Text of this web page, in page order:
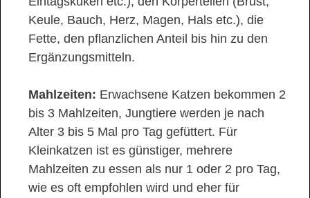
Keule, Bauch, Herz, Magen, Hals etc.), die
Fette, den pflanzlichen Anteil bis hin zu den
Ergänzungsmitteln.
Mahlzeiten: Erwachsene Katzen bekommen 2
bis 3 Mahlzeiten, Jungtiere werden je nach
Alter 3 bis 5 Mal pro Tag gefüttert. Für
Kleinkatzen ist es günstiger, mehrere
Mahlzeiten zu essen als nur 1 oder 2 pro Tag,
wie es oft empfohlen wird und eher für